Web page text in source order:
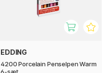
EDDING
4200 Porcelain Penselpen Warm
6-sæt